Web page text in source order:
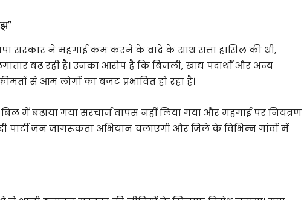
सरकार ने महंगाई कम करने के वादे के साथ सत्ता हासिल की थी,
बढ़ रही है। उनका आरोप है कि बिजली, खाद्य पदार्थों और अन्य
से आम लोगों का बजट प्रभावित हो रहा है।
में बढ़ाया गया सरचार्ज वापस नहीं लिया गया और महंगाई पर नियंत्रण
पार्टी जन जागरूकता अभियान चलाएगी और जिले के विभिन्न गांवों में